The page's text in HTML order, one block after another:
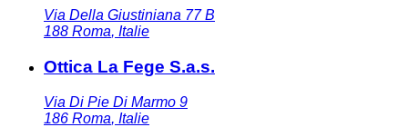
Via Della Giustiniana 77 B
188 Roma, Italie
Ottica La Fege S.a.s.
Via Di Pie Di Marmo 9
186 Roma, Italie